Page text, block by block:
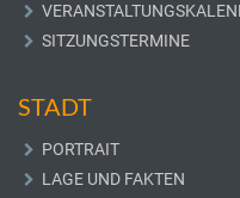
SITZUNGSTERMINE
STADT
PORTRAIT
LAGE UND FAKTEN